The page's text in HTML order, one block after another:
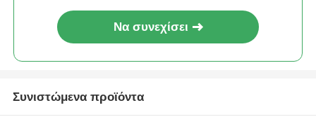
Να συνεχίσει
Συνιστώμενα προϊόντα